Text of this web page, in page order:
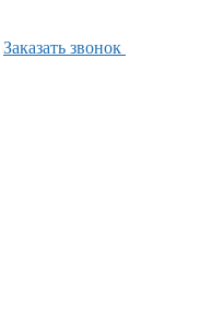
Заказать звонок